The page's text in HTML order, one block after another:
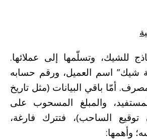
للشيك، وتسلّمها إلى عملائها.
شيك” اسم العميل، ورقم حسابه
أمّا باقي البيانات (مثل تاريخ
والمبلغ المسحوب على
الساحب)، فتترك فارغة،
وأهمها: